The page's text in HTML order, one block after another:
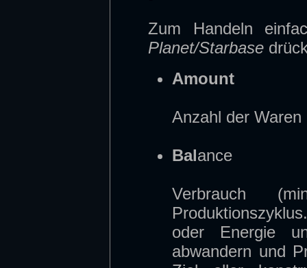
Zum Handeln
Planet/Starbase
Amount
Anzahl der
Balance
Verbrauch
oder Energie
abwandern und